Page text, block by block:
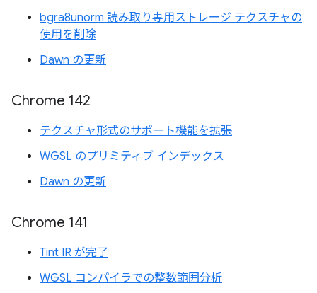
bgra8unorm 読み取り専用ストレージ テクスチャの
使用を削除
Dawn の更新
Chrome 142
テクスチャ形式のサポート機能を拡張
WGSL のプリミティブ インデックス
Dawn の更新
Chrome 141
Tint IR が完了
WGSL コンパイラでの整数範囲分析